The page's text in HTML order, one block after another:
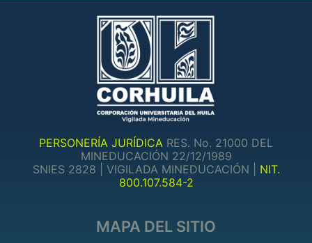
PERSONERÍA JURÍDICA RES. No. 21000 DEL
MINEDUCACIÓN 22/12/1989
SNIES 2828 | VIGILADA MINEDUCACIÓN | NIT.
800.107.584-2
MAPA DEL SITIO